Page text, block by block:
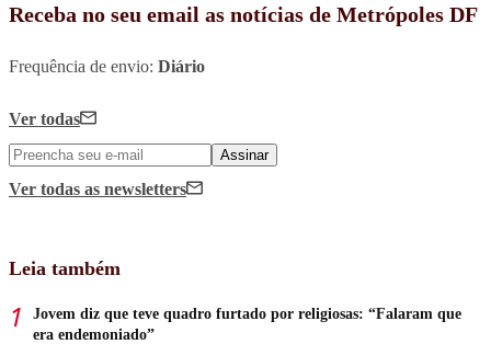
Receba no seu email as notícias de Metrópoles DF
Frequência de envio: Diário
Ver todas
Assinar
Ver todas as newsletters
Leia também
Jovem diz que teve quadro furtado por religiosas: “Falaram que
era endemoniado”